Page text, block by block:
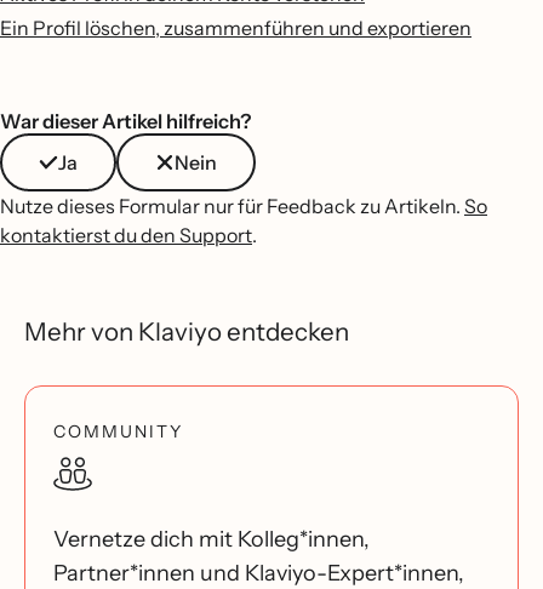
Ein Profil löschen, zusammenführen und exportieren
War dieser Artikel hilfreich?
Ja
Nein
Nutze dieses Formular nur für Feedback zu Artikeln. So
kontaktierst du den Support.
Mehr von Klaviyo entdecken
COMMUNITY
Vernetze dich mit Kolleg*innen,
Partner*innen und Klaviyo-Expert*innen,